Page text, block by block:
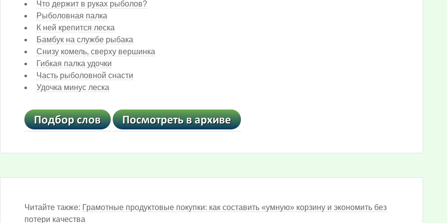
Что держит в руках рыболов?
Рыболовная палка
К ней крепится леска
Бамбук на службе рыбака
Снизу комель, сверху вершинка
Гибкая палка удочки
Часть рыболовной снасти
Удочка минус леска
Читайте также: Грамотные продуктовые покупки: как составить «умную» корзину и экономить без
потери качества